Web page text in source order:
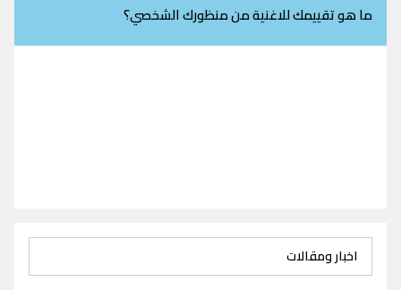
ما هو تقييمك للاغنية من منظورك الشخصي؟
اخبار ومقالات